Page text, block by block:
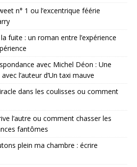
n° 1 ou l’excentrique féérie
fuite : un roman entre l’expérience
avec Michel Déon : Une
l’auteur d’Un taxi mauve
dans les coulisses ou comment
l’autre ou comment chasser les
fantômes
plein ma chambre : écrire